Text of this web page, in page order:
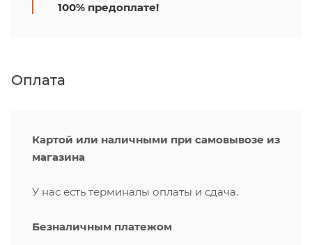
100% предоплате!
Оплата
Картой или наличными при самовывозе из
магазина
У нас есть терминалы оплаты и сдача.
Безналичным платежом